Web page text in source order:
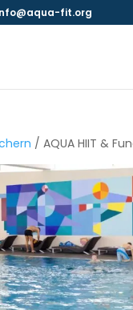
fit.org
/ AQUA HIIT &